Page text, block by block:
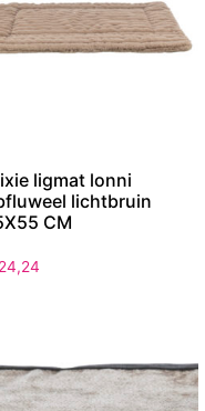
ligmat lonni
lichtbruin
CM
24,24